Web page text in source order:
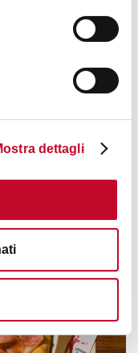
dettagli
Welcome Card